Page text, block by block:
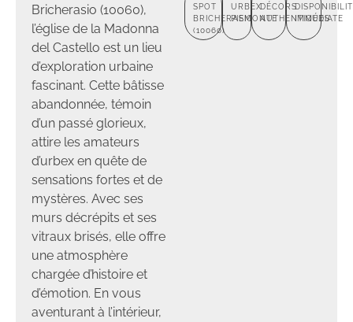
Bricherasio (10060),
l’église de la Madonna
del Castello est un lieu
d’exploration urbaine
fascinant. Cette bâtisse
abandonnée, témoin
d’un passé glorieux,
attire les amateurs
d’urbex en quête de
sensations fortes et de
mystères. Avec ses
murs décrépits et ses
vitraux brisés, elle offre
une atmosphère
chargée d’histoire et
d’émotion. En vous
aventurant à l’intérieur,
SPOT
BRICHERASIO
(10060)
URBEX
PIEMONTE
DÉCORS
AUTHENTIQUES
IMMÉDIATE